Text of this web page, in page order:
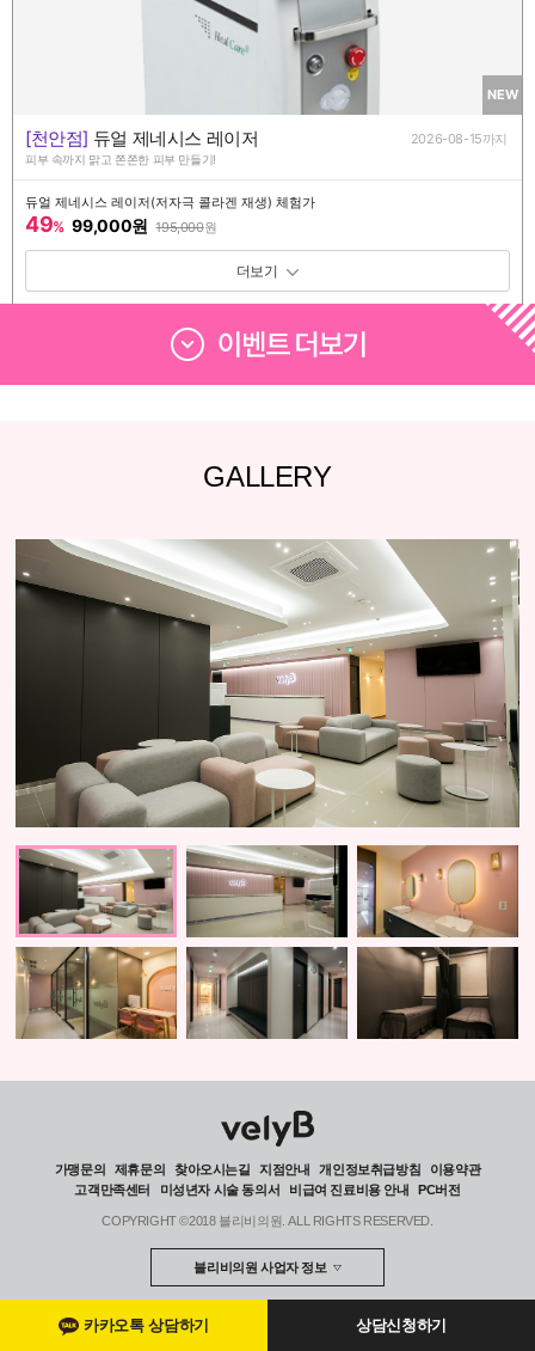
NEW
[천안점] 듀얼 제네시스 레이저 2026-08-15까지
피부 속까지 맑고 쫀쫀한 피부 만들기!
듀얼 제네시스 레이저(저자극 콜라겐 재생) 체험가
49% 99,000원 195,000원
패키지 보기 토글
GALLERY
가맹문의 제휴문의 찾아오시는길 지점안내 개인정보취급방침
이용약관
고객만족센터
미성년자 시술 동의서 비급여 진료비용 안내 PC버전
COPYRIGHT ©2018 블리비의원. ALL RIGHTS RESERVED.
블리비의원 사업자 정보
카카오톡 상담하기 상담신청하기